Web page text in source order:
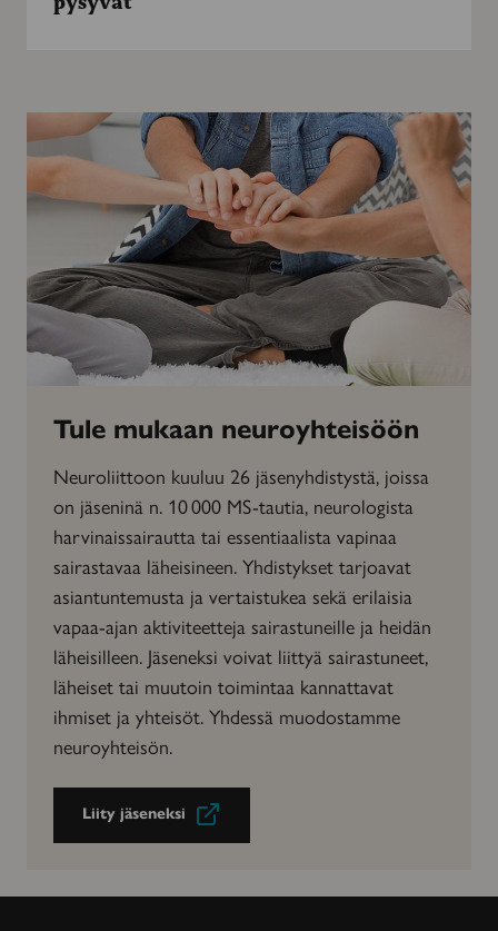
pysyvät
Tule mukaan neuroyhteisöön
Neuroliittoon kuuluu 26 jäsenyhdistystä, joissa
on jäseninä n. 10 000 MS-tautia, neurologista
harvinaissairautta tai essentiaalista vapinaa
sairastavaa läheisineen. Yhdistykset tarjoavat
asiantuntemusta ja vertaistukea sekä erilaisia
vapaa-ajan aktiviteetteja sairastuneille ja heidän
läheisilleen. Jäseneksi voivat liittyä sairastuneet,
läheiset tai muutoin toimintaa kannattavat
ihmiset ja yhteisöt. Yhdessä muodostamme
neuroyhteisön.
Liity jäseneksi